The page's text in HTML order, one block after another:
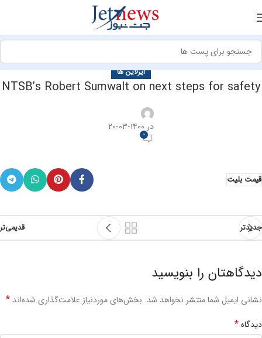
ایرلاین ها
NTSB’s Robert Sumwalt on next steps for safety
در ۱۴۰۰-۰۳-۲۰
0
قیمت بلیت
جدیدتر قدیمی‌تر
دیدگاهتان را بنویسید
نشانی ایمیل شما منتشر نخواهد شد. بخش‌های موردنیاز علامت‌گذاری شده‌اند *
دیدگاه*